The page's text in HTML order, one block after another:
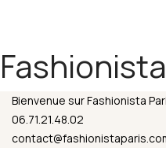
Bienvenue sur Fashionista
06.71.21.48.02
possible